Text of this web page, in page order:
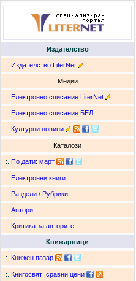
Издателство
:. Издателство LiterNet
Медии
:. Електронно списание LiterNet
:. Електронно списание БЕЛ
:. Културни новини
Каталози
:. По дати: март
:. Електронни книги
:. Раздели / Рубрики
:. Автори
:. Критика за авторите
Книжарници
:. Книжен пазар
:. Книгосвят: сравни цени